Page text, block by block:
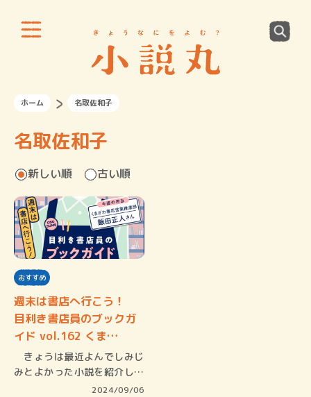
ホーム 名取佐和子
名取佐和子
新しい順 古い順
おすすめ
週末は書店へ行こう！
目利き書店員のブックガ
イド vol.162 くま…
きょうは最近よんでしみじ
みとよかった小説を紹介しま
2024/09/06